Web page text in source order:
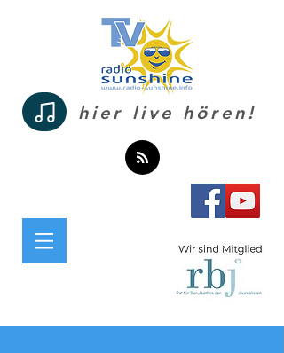
hier live hören!